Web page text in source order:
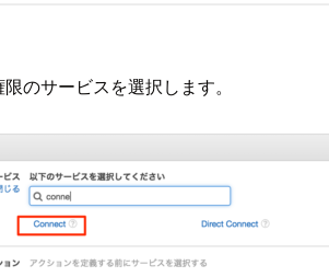
のサービスを選択します。